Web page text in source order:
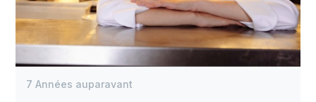
7 Années auparavant